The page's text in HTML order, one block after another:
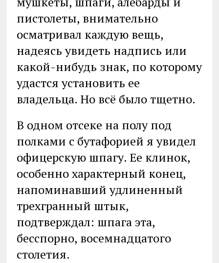
пистолеты, внимательно
осматривал каждую вещь,
надеясь увидеть надпись или
какой-нибудь знак, по которому
удастся установить ее
владельца. Но всё было тщетно.
В одном отсеке на полу под
полками с бутафорией я увидел
офицерскую шпагу. Ее клинок,
особенно характерный конец,
напоминавший удлиненный
трехгранный штык,
подтверждал: шпага эта,
бесспорно, восемнадцатого
столетия.